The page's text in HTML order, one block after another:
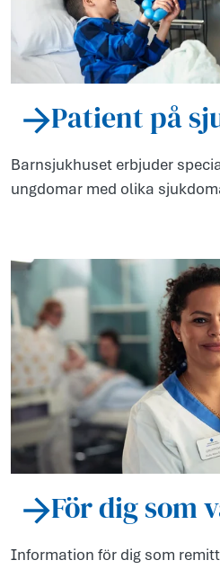
Patient på
Barnsjukhuset erbjuder
ungdomar med olika
För dig som
Information för dig som